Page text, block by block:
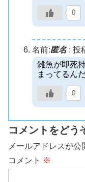
0
名前:匿名: 投
雑魚が即死
まってるん
0
コメントをどう
メールアドレスが公
コメント ※